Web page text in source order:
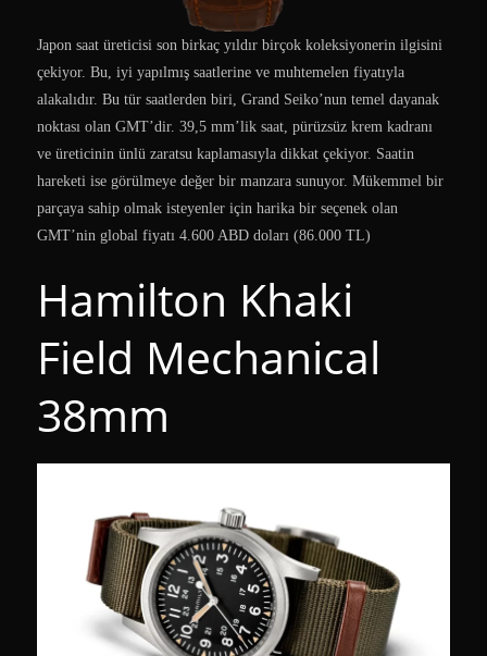
Japon saat üreticisi son birkaç yıldır birçok koleksiyonerin ilgisini
çekiyor. Bu, iyi yapılmış saatlerine ve muhtemelen fiyatıyla
alakalıdır. Bu tür saatlerden biri, Grand Seiko’nun temel dayanak
noktası olan GMT’dir. 39,5 mm’lik saat, pürüzsüz krem kadranı
ve üreticinin ünlü zaratsu kaplamasıyla dikkat çekiyor. Saatin
hareketi ise görülmeye değer bir manzara sunuyor. Mükemmel bir
parçaya sahip olmak isteyenler için harika bir seçenek olan
GMT’nin global fiyatı 4.600 ABD doları (86.000 TL)
Hamilton Khaki
Field Mechanical
38mm